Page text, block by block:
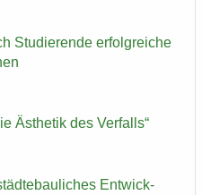
Stu­die­ren­de er­folg­rei­che
Äs­the­tik des Ver­falls“
Ent­wick­